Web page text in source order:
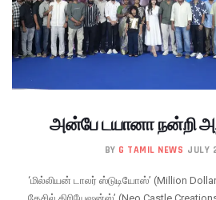
அன்பே டயானா நன்றி
BY G TAMIL NEWS JULY
‘மில்லியன் டாலர் ஸ்டுடியோஸ்’ (Million